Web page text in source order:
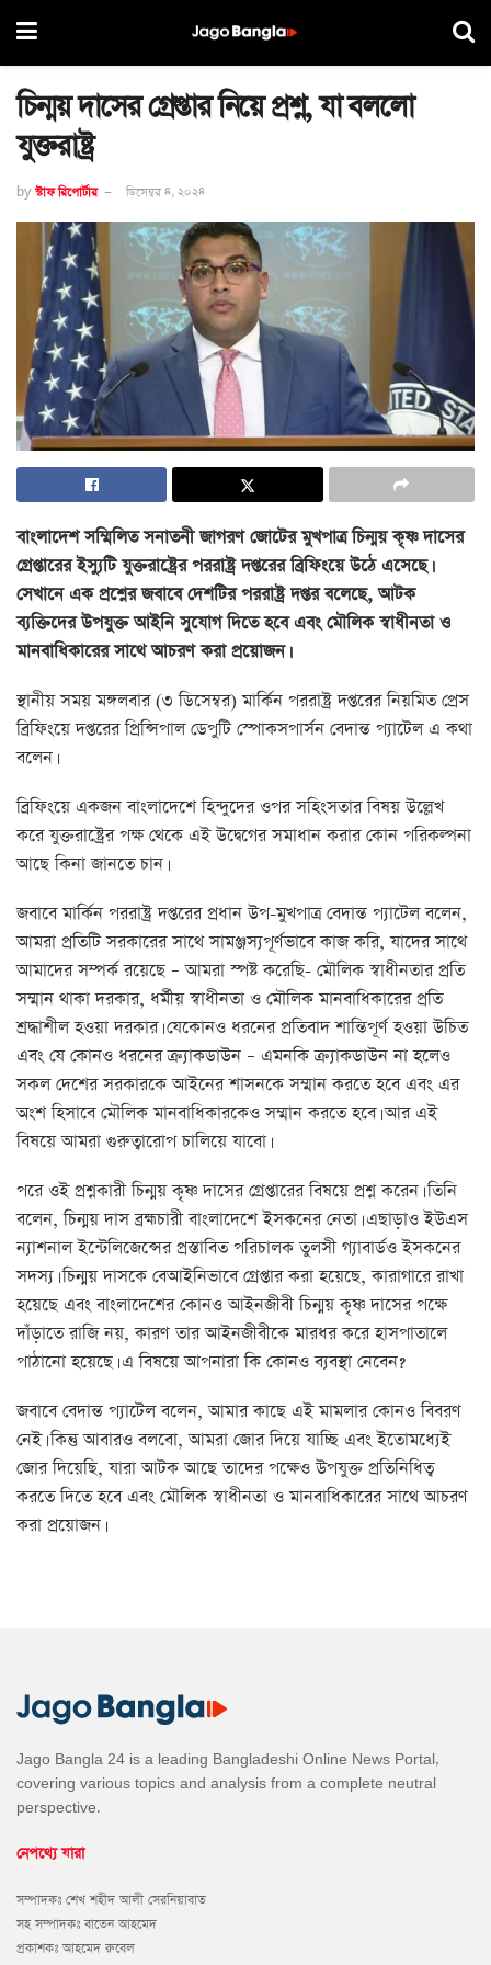
চিন্ময় দাসের গ্রেপ্তার নিয়ে প্রশ্ন, যা বললো
যুক্তরাষ্ট্র
by স্টাফ রিপোর্টার ডিসেম্বর ৪, ২০২৪
বাংলাদেশ সম্মিলিত সনাতনী জাগরণ জোটের মুখপাত্র চিন্ময় কৃষ্ণ দাসের
গ্রেপ্তারের ইস্যুটি যুক্তরাষ্ট্রের পররাষ্ট্র দপ্তরের ব্রিফিংয়ে উঠে এসেছে।
সেখানে এক প্রশ্নের জবাবে দেশটির পররাষ্ট্র দপ্তর বলেছে, আটক
ব্যক্তিদের উপযুক্ত আইনি সুযোগ দিতে হবে এবং মৌলিক স্বাধীনতা ও
মানবাধিকারের সাথে আচরণ করা প্রয়োজন।
স্থানীয় সময় মঙ্গলবার (৩ ডিসেম্বর) মার্কিন পররাষ্ট্র দপ্তরের নিয়মিত প্রেস
ব্রিফিংয়ে দপ্তরের প্রিন্সিপাল ডেপুটি স্পোকসপার্সন বেদান্ত প্যাটেল এ কথা
বলেন।
ব্রিফিংয়ে একজন বাংলাদেশে হিন্দুদের ওপর সহিংসতার বিষয় উল্লেখ
করে যুক্তরাষ্ট্রের পক্ষ থেকে এই উদ্বেগের সমাধান করার কোন পরিকল্পনা
আছে কিনা জানতে চান।
জবাবে মার্কিন পররাষ্ট্র দপ্তরের প্রধান উপ-মুখপাত্র বেদান্ত প্যাটেল বলেন,
আমরা প্রতিটি সরকারের সাথে সামঞ্জস্যপূর্ণভাবে কাজ করি, যাদের সাথে
আমাদের সম্পর্ক রয়েছে – আমরা স্পষ্ট করেছি- মৌলিক স্বাধীনতার প্রতি
সম্মান থাকা দরকার, ধর্মীয় স্বাধীনতা ও মৌলিক মানবাধিকারের প্রতি
শ্রদ্ধাশীল হওয়া দরকার। যেকোনও ধরনের প্রতিবাদ শান্তিপূর্ণ হওয়া উচিত
এবং যে কোনও ধরনের ক্র্যাকডাউন – এমনকি ক্র্যাকডাউন না হলেও
সকল দেশের সরকারকে আইনের শাসনকে সম্মান করতে হবে এবং এর
অংশ হিসাবে মৌলিক মানবাধিকারকেও সম্মান করতে হবে। আর এই
বিষয়ে আমরা গুরুত্বারোপ চালিয়ে যাবো।
পরে ওই প্রশ্নকারী চিন্ময় কৃষ্ণ দাসের গ্রেপ্তারের বিষয়ে প্রশ্ন করেন। তিনি
বলেন, চিন্ময় দাস ব্রহ্মচারী বাংলাদেশে ইসকনের নেতা। এছাড়াও ইউএস
ন্যাশনাল ইন্টেলিজেন্সের প্রস্তাবিত পরিচালক তুলসী গ্যাবার্ডও ইসকনের
সদস্য। চিন্ময় দাসকে বেআইনিভাবে গ্রেপ্তার করা হয়েছে, কারাগারে রাখা
হয়েছে এবং বাংলাদেশের কোনও আইনজীবী চিন্ময় কৃষ্ণ দাসের পক্ষে
দাঁড়াতে রাজি নয়, কারণ তার আইনজীবীকে মারধর করে হাসপাতালে
পাঠানো হয়েছে। এ বিষয়ে আপনারা কি কোনও ব্যবস্থা নেবেন?
জবাবে বেদান্ত প্যাটেল বলেন, আমার কাছে এই মামলার কোনও বিবরণ
নেই। কিন্তু আবারও বলবো, আমরা জোর দিয়ে যাচ্ছি এবং ইতোমধ্যেই
জোর দিয়েছি, যারা আটক আছে তাদের পক্ষেও উপযুক্ত প্রতিনিধিত্ব
করতে দিতে হবে এবং মৌলিক স্বাধীনতা ও মানবাধিকারের সাথে আচরণ
করা প্রয়োজন।
Jago Bangla 24 is a leading Bangladeshi Online News Portal,
covering various topics and analysis from a complete neutral
perspective.
নেপথ্যে যারা
সম্পাদকঃ শেখ শহীদ আলী সেরনিয়াবাত
সহ সম্পাদকঃ বাতেন আহমেদ
প্রকাশকঃ আহমেদ রুবেল